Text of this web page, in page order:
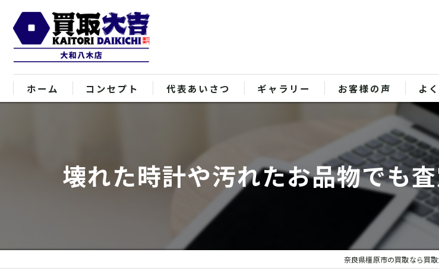
ホーム コンセプト 代表あいさつ ギャラリー お客様の声 よ
壊れた時計や汚れたお品物でも
奈良県橿原市の買取なら買